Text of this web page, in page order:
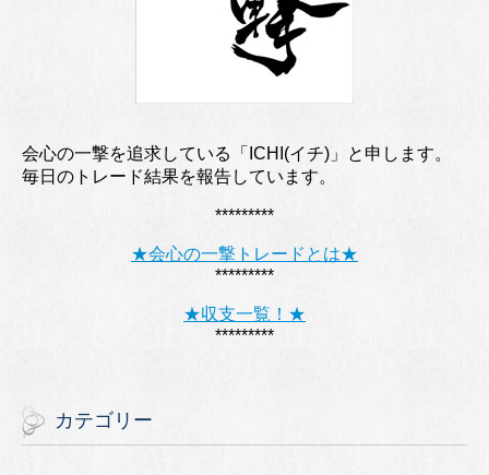
会心の一撃を追求している「ICHI(イチ)」と申します。
毎日のトレード結果を報告しています。
*********
★会心の一撃トレードとは★
*********
★収支一覧！★
*********
カテゴリー